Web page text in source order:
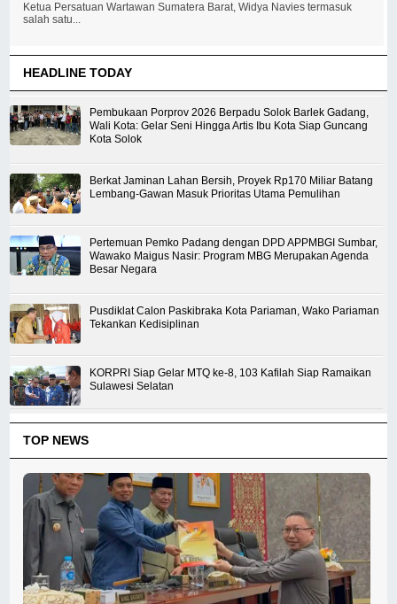
Ketua Persatuan Wartawan Sumatera Barat, Widya Navies termasuk
salah satu...
HEADLINE TODAY
Pembukaan Porprov 2026 Berpadu Solok Barlek Gadang,
Wali Kota: Gelar Seni Hingga Artis Ibu Kota Siap Guncang
Kota Solok
Berkat Jaminan Lahan Bersih, Proyek Rp170 Miliar Batang
Lembang-Gawan Masuk Prioritas Utama Pemulihan
Pertemuan Pemko Padang dengan DPD APPMBGI Sumbar,
Wawako Maigus Nasir: Program MBG Merupakan Agenda
Besar Negara
Pusdiklat Calon Paskibraka Kota Pariaman, Wako Pariaman
Tekankan Kedisiplinan
KORPRI Siap Gelar MTQ ke-8, 103 Kafilah Siap Ramaikan
Sulawesi Selatan
TOP NEWS